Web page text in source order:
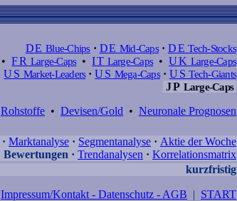
DE Blue-Chips · DE Mid-Caps · DE Tech-Stocks
FR Large-Caps•IT Large-Caps•UK Large-Caps
US Market-Leaders · US Mega-Caps · US Tech-Giants
JP Large-Caps
Rohstoffe • Devisen/Gold • Neuronale Prognosen
· Marktanalyse · Segmentanalyse · Aktie der Woche
Bewertungen · Trendanalysen · Korrelationsmatrix
kurzfristig
Impressum/Kontakt - Datenschutz - AGB | START